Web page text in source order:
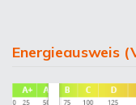
Energieausweis